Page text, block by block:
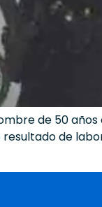
de 50
de